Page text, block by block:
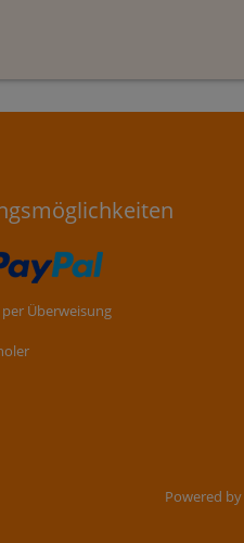
Überweisung
Powered by